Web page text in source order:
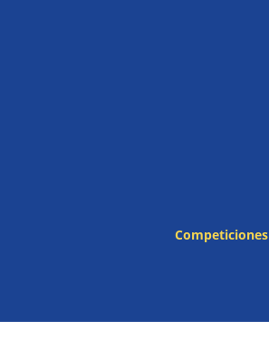
Competiciones